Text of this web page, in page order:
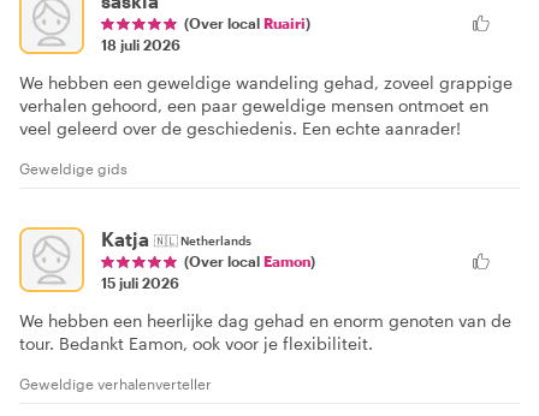
(Over local Ruairi)
18 juli 2026
We hebben een geweldige wandeling gehad, zoveel grappige
verhalen gehoord, een paar geweldige mensen ontmoet en
veel geleerd over de geschiedenis. Een echte aanrader!
Geweldige gids
Katja 🇳🇱Netherlands
(Over local Eamon)
15 juli 2026
We hebben een heerlijke dag gehad en enorm genoten van de
tour. Bedankt Eamon, ook voor je flexibiliteit.
Geweldige verhalenverteller